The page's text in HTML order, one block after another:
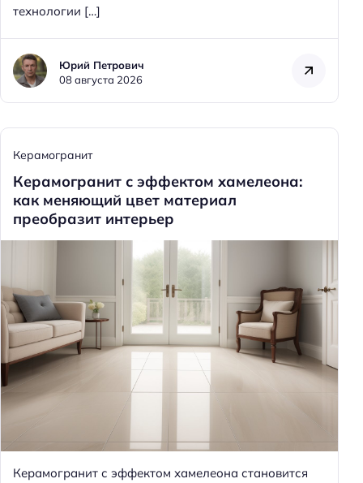
технологии […]
Юрий Петрович
08 августа 2026
Керамогранит
Керамогранит с эффектом хамелеона:
как меняющий цвет материал
преобразит интерьер
Керамогранит с эффектом хамелеона становится
Н
а
й